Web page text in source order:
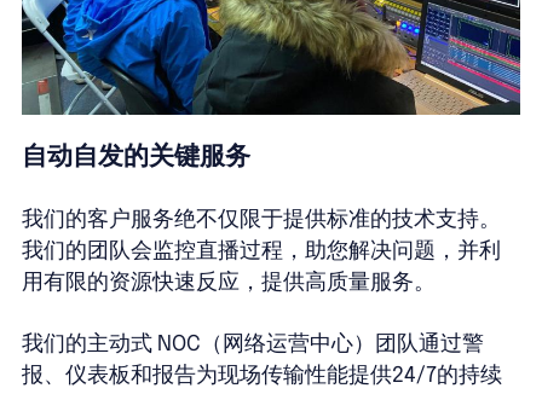
自动自发的关键服务
我们的客户服务绝不仅限于提供标准的技术支持。
我们的团队会监控直播过程，助您解决问题，并利
用有限的资源快速反应，提供高质量服务。
我们的主动式 NOC（网络运营中心）团队通过警
报、仪表板和报告为现场传输性能提供24/7的持续